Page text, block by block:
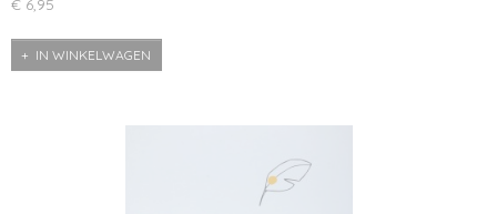
€ 6,95
IN WINKELWAGEN